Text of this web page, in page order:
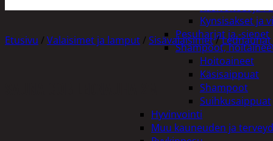
Käsivoiteet ja
Kynsisakset ja
Pesuharjat ja -sienet
Shampoot,
Hoitoaineet
Käsisaippuat
Shampoot
Suihkusaippuat
Hyvinvointi
Muu kauneuden ja
Etusivu / Valaisimet ja lamput / Sisävalaisimet /